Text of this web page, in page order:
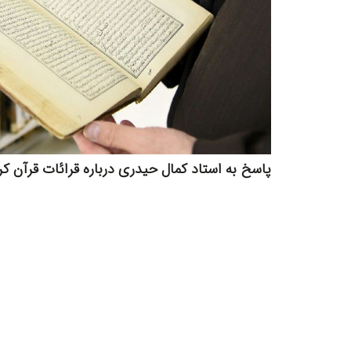
پاسخ به استاد کمال حیدری درباره قرائات قرآن